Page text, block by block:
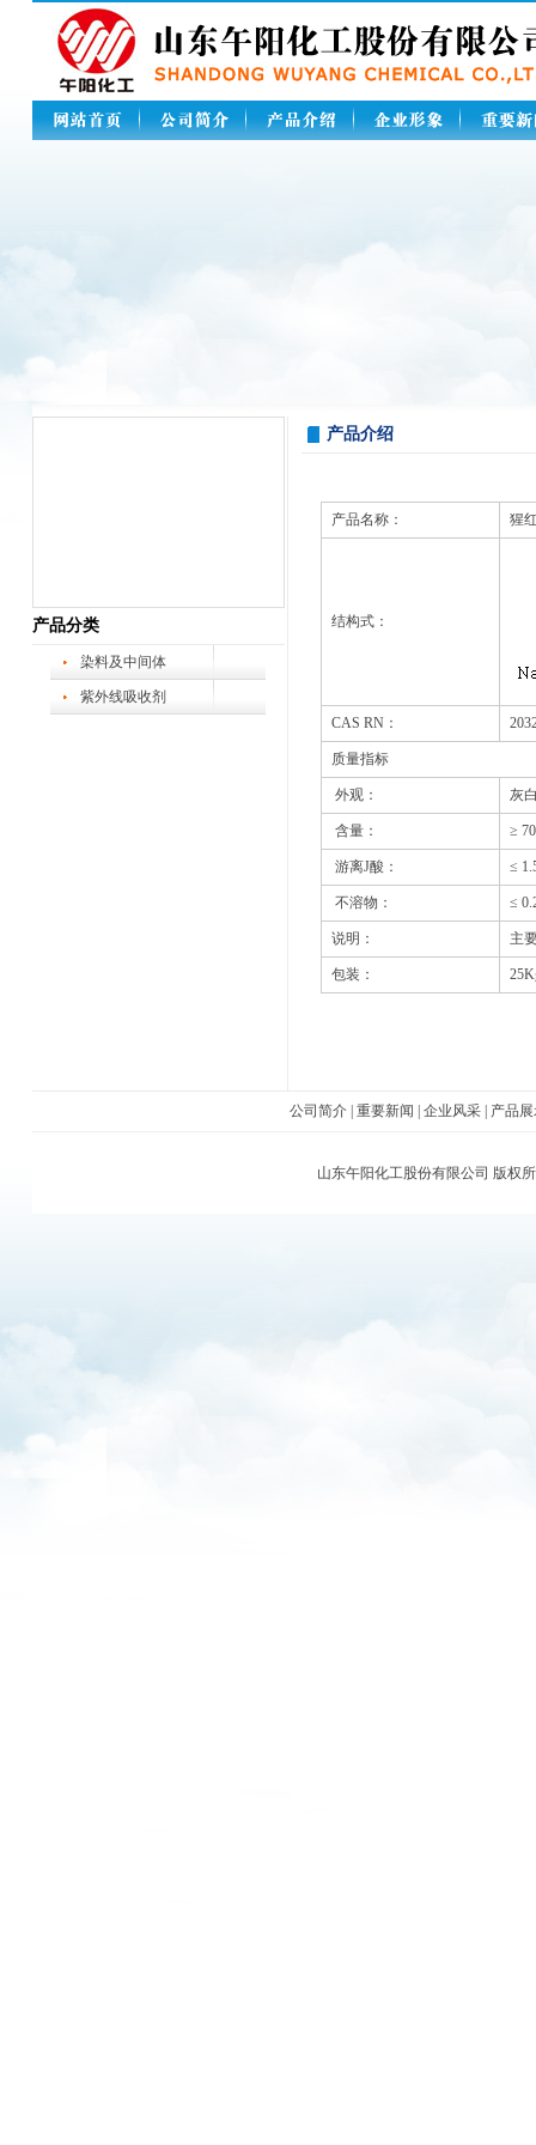
产品分类
染料及中间体
紫外线吸收剂
产品介绍
产品名称： 猩
结构式：
CAS RN：
质量指标
外观： 灰
含量： ≥
游离J酸： ≤
不溶物： ≤
说明： 主
包装：
公司简介 重要新闻 企业风采 产品
山东午阳化工股份有限公司 版权